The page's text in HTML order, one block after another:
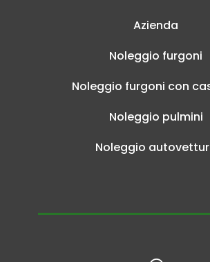
Azienda
Noleggio furgoni
Noleggio furgoni con
Noleggio pulmini
Noleggio